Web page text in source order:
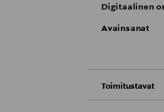
Digitaalinen
Avainsanat
Toimitustavat